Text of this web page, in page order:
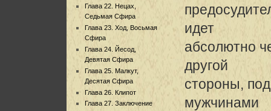
Глава 22. Нецах,
Седьмая Сфира
Глава 23. Ход, Восьмая
Сфира
Глава 24. Йесод,
Девятая Сфира
Глава 25. Малкут,
Десятая Сфира
Глава 26. Клипот
Глава 27. Заключение
идет
абсолютно
другой
стороны,
мужчинами